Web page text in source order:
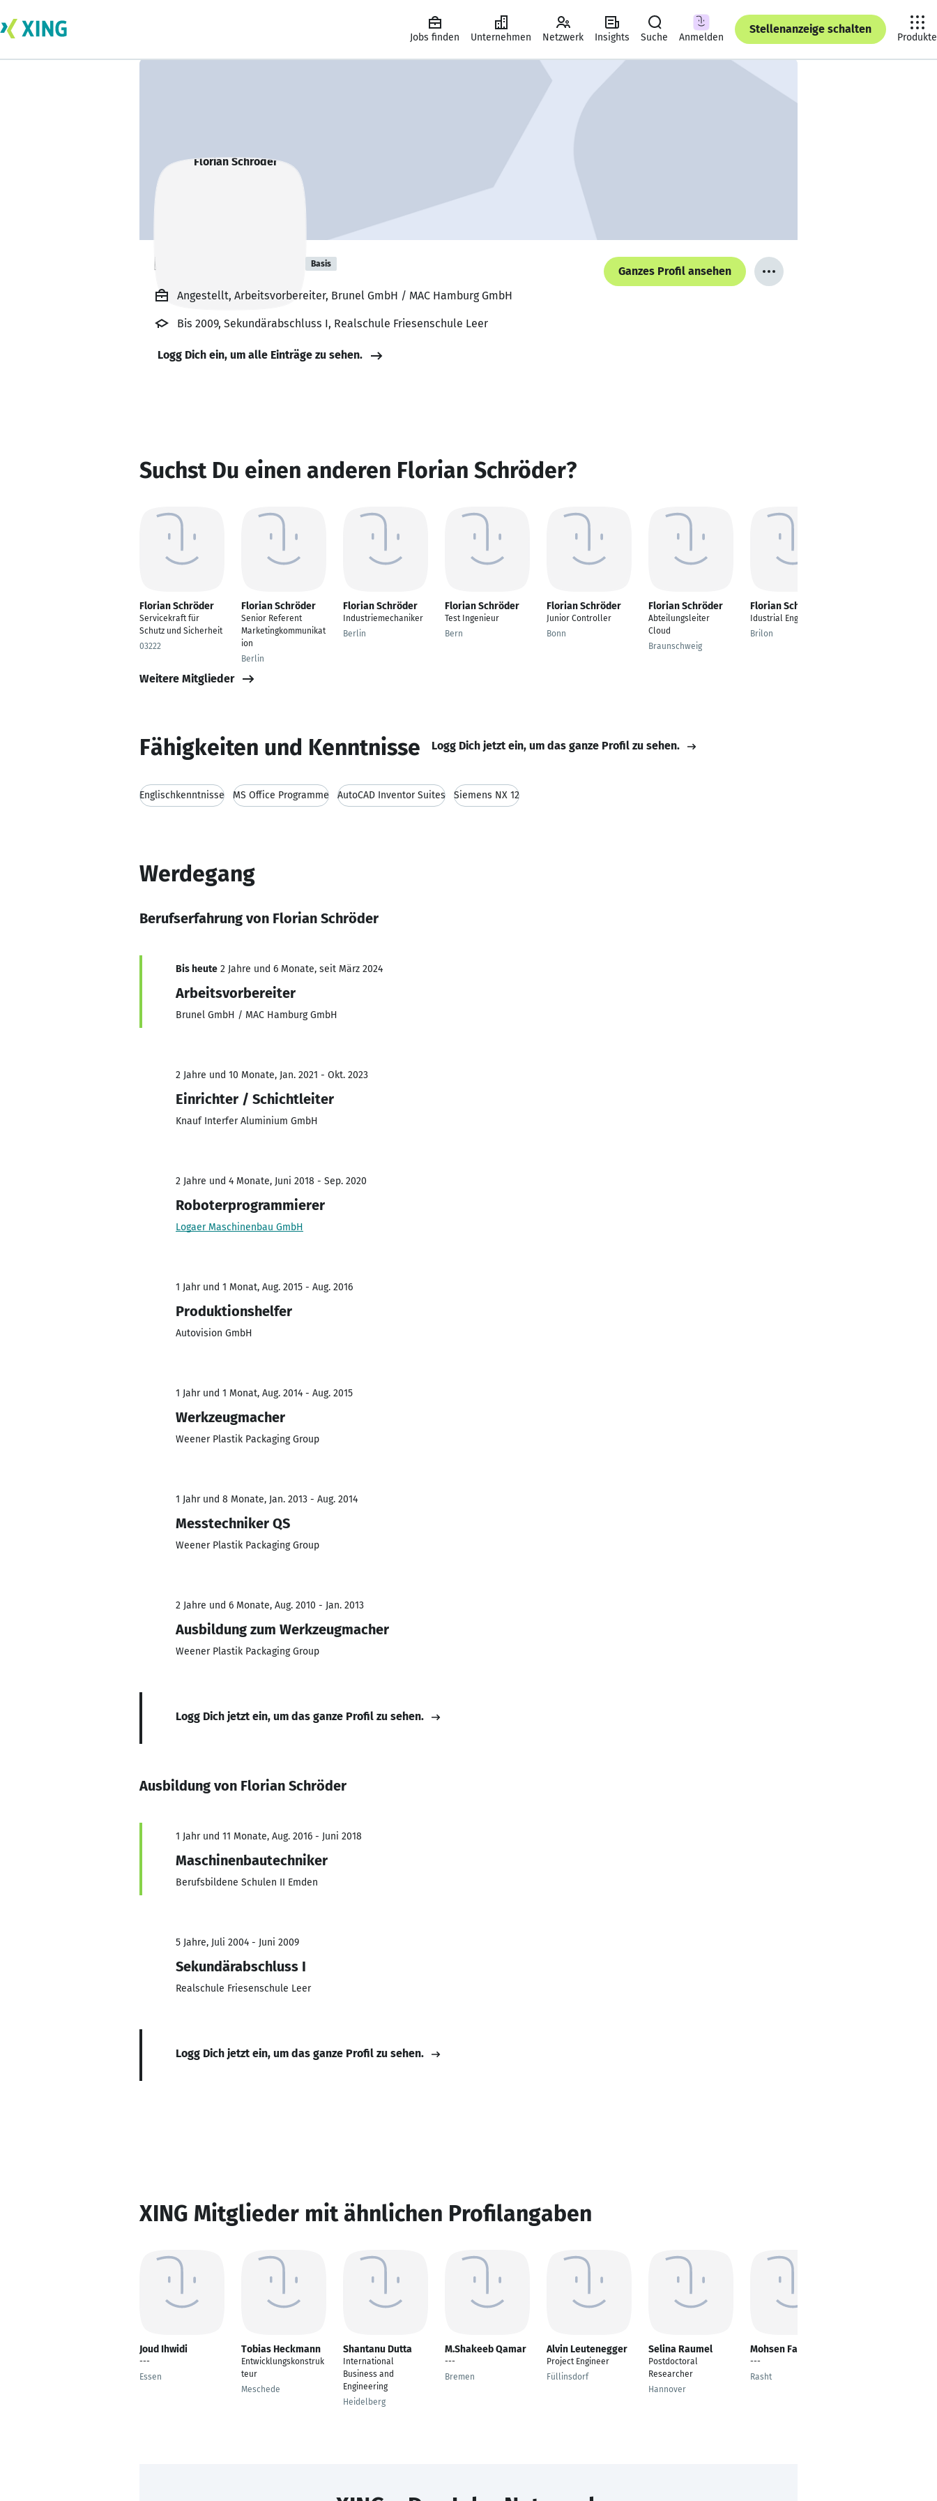
Jobs finden Unternehmen Netzwerk Insights Suche Anmelden
Stellenanzeige schalten
Produkte
Florian Schröder Basis
Ganzes Profil ansehen
Angestellt, Arbeitsvorbereiter, Brunel GmbH / MAC Hamburg GmbH
Bis 2009, Sekundärabschluss I, Realschule Friesenschule Leer
Logg Dich ein, um alle Einträge zu sehen.
Suchst Du einen anderen Florian Schröder?
Florian Schröder
Servicekraft für
Schutz und Sicherheit
03222
Florian Schröder
Senior Referent
Marketingkommunikat
ion
Berlin
Florian Schröder
Industriemechaniker
Berlin
Florian Schröder
Test Ingenieur
Bern
Florian Schröder
Junior Controller
Bonn
Florian Schröder
Abteilungsleiter
Cloud
Braunschweig
Florian Schröder
Idustrial Engineer
Brilon
Weitere Mitglieder
Fähigkeiten und Kenntnisse Logg Dich jetzt ein, um das ganze Profil zu sehen.
Englischkenntnisse MS Office Programme AutoCAD Inventor Suites Siemens NX 12
Werdegang
Berufserfahrung von Florian Schröder
Bis heute 2 Jahre und 6 Monate, seit März 2024
Arbeitsvorbereiter
Brunel GmbH / MAC Hamburg GmbH
2 Jahre und 10 Monate, Jan. 2021 - Okt. 2023
Einrichter / Schichtleiter
Knauf Interfer Aluminium GmbH
2 Jahre und 4 Monate, Juni 2018 - Sep. 2020
Roboterprogrammierer
Logaer Maschinenbau GmbH
1 Jahr und 1 Monat, Aug. 2015 - Aug. 2016
Produktionshelfer
Autovision GmbH
1 Jahr und 1 Monat, Aug. 2014 - Aug. 2015
Werkzeugmacher
Weener Plastik Packaging Group
1 Jahr und 8 Monate, Jan. 2013 - Aug. 2014
Messtechniker QS
Weener Plastik Packaging Group
2 Jahre und 6 Monate, Aug. 2010 - Jan. 2013
Ausbildung zum Werkzeugmacher
Weener Plastik Packaging Group
Logg Dich jetzt ein, um das ganze Profil zu sehen.
Ausbildung von Florian Schröder
1 Jahr und 11 Monate, Aug. 2016 - Juni 2018
Maschinenbautechniker
Berufsbildene Schulen II Emden
5 Jahre, Juli 2004 - Juni 2009
Sekundärabschluss I
Realschule Friesenschule Leer
Logg Dich jetzt ein, um das ganze Profil zu sehen.
XING Mitglieder mit ähnlichen Profilangaben
Joud Ihwidi
---
Essen
Tobias Heckmann
Entwicklungskonstruk
teur
Meschede
Shantanu Dutta
International
Business and
Engineering
Heidelberg
M.Shakeeb Qamar
---
Bremen
Alvin Leutenegger
Project Engineer
Füllinsdorf
Selina Raumel
Postdoctoral
Researcher
Hannover
Mohsen Fathinejad
---
Rasht